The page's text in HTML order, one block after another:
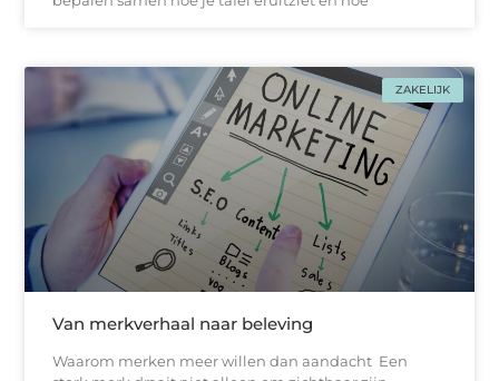
ZAKELIJK
Van merkverhaal naar beleving
Waarom merken meer willen dan aandacht Een